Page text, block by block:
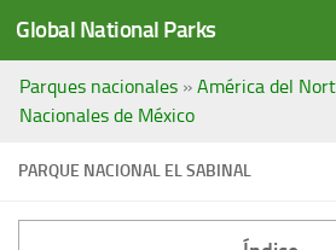
Saltar al contenido
Global National Parks
Parques nacionales » América del
Nacionales de México
PARQUE NACIONAL EL SABINAL